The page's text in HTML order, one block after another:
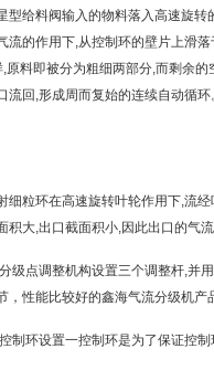
型给料阀输入的物料落入高速旋
流的作用下,从控制环的壁片上滑
,原料即被分为粗细两部分,而剩余
流回,形成周而复始的连续自动循
细粒环在高速旋转叶轮作用下,流
积大,出口截面积小,因此出口的气
级点调整机构设置三个调整杆,并
，性能比较好的鑫海气流分级机
制环设置一控制环是为了保证控